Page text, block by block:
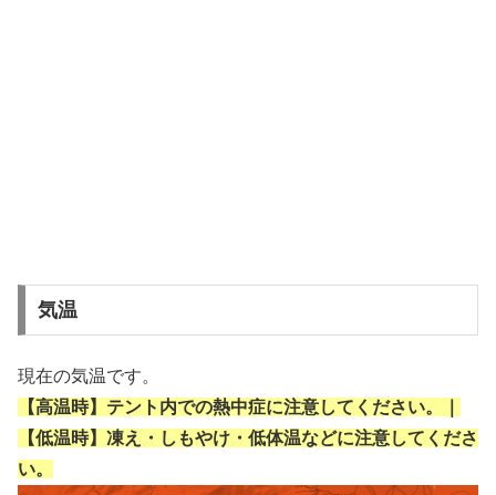
気温
現在の気温です。
【高温時】テント内での熱中症に注意してください。｜
【低温時】凍え・しもやけ・低体温などに注意してくださ
い。